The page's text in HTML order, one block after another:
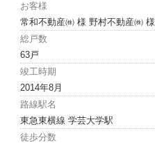
お客様
常和不動産㈱ 様 野村不動産㈱ 様
総戸数
63戸
竣工時期
2014年8月
路線駅名
東急東横線 学芸大学駅
徒歩分数